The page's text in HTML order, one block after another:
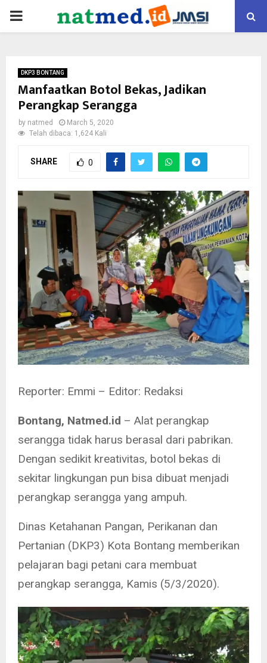
PRIMARY
DKP3 BONTANG
Manfaatkan Botol Bekas, Jadikan
Perangkap Serangga
by natmed
March 5, 2020
Telah dibaca: 1,624 Kali
SHARE 0
Reporter: Emmi – Editor: Redaksi
Bontang, Natmed.id – Alat perangkap
serangga tidak harus berasal dari pabrikan.
Dengan sedikit kreativitas, botol bekas di
sekitar lingkungan pun bisa dibuat menjadi
perangkap serangga yang ampuh.
Dinas Ketahanan Pangan, Perikanan dan
Pertanian (DKP3) Kota Bontang memberikan
pelajaran bagi petani cara membuat
perangkap serangga, Kamis (5/3/2020).